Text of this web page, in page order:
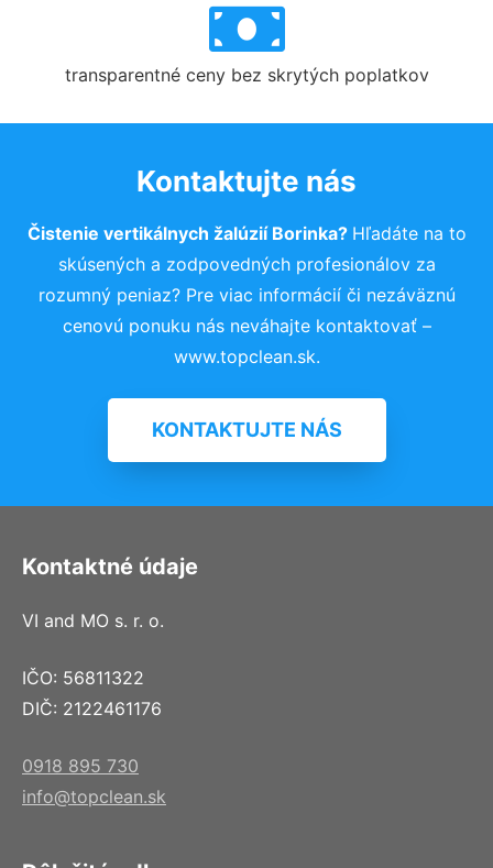
transparentné ceny bez skrytých poplatkov
Kontaktujte nás
Čistenie vertikálnych žalúzií Borinka? Hľadáte na to
skúsených a zodpovedných profesionálov za
rozumný peniaz? Pre viac informácií či nezáväznú
cenovú ponuku nás neváhajte kontaktovať –
www.topclean.sk.
KONTAKTUJTE NÁS
Kontaktné údaje
VI and MO s. r. o.
IČO: 56811322
DIČ: 2122461176
0918 895 730
info@topclean.sk